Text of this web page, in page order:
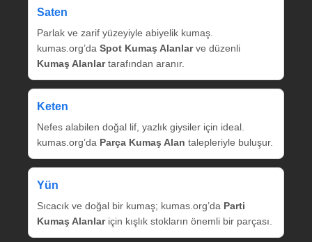
Saten
Parlak ve zarif yüzeyiyle abiyelik kumaş.
kumas.org’da Spot Kumaş Alanlarve düzenli
Kumaş Alanlartarafından aranır.
Keten
Nefes alabilen doğal lif, yazlık giysiler için ideal.
kumas.org’da Parça Kumaş Alan talepleriyle buluşur.
Yün
Sıcacık ve doğal bir kumaş; kumas.org’da Parti
Kumaş Alanlariçin kışlık stokların önemli bir parçası.